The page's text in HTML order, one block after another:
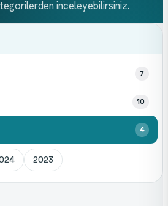
inceleyebilirsiniz.
7
10
4
2023